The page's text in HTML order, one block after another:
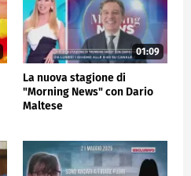
01:09
La nuova stagione di
"Morning News" con Dario
Maltese